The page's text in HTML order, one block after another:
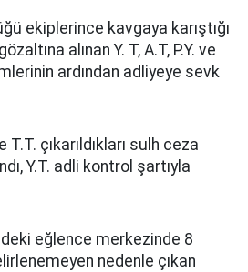
ekiplerince kavgaya karıştığı
alınan Y. T, A.T, P.Y. ve
ardından adliyeye sevk
T.T. çıkarıldıkları sulh ceza
Y.T. adli kontrol şartıyla
eğlence merkezinde 8
nedenle çıkan